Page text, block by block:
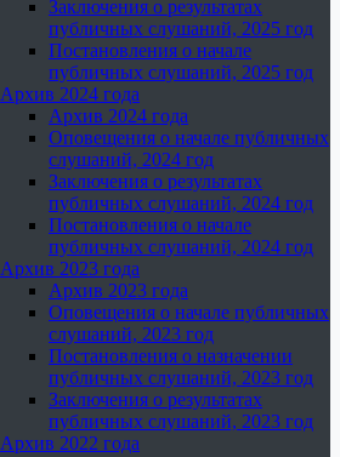
Заключения о результатах
публичных слушаний, 2025 год
Постановления о начале
публичных слушаний, 2025 год
Архив 2024 года
Архив 2024 года
Оповещения о начале публичных
слушаний, 2024 год
Заключения о результатах
публичных слушаний, 2024 год
Постановления о начале
публичных слушаний, 2024 год
Архив 2023 года
Архив 2023 года
Оповещения о начале публичных
слушаний, 2023 год
Постановления о назначении
публичных слушаний, 2023 год
Заключения о результатах
публичных слушаний, 2023 год
Архив 2022 года